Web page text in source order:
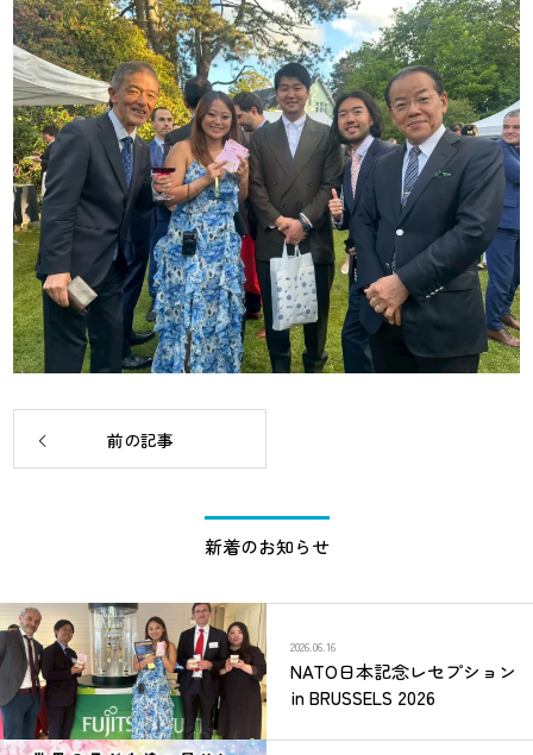
前の記事
新着のお知らせ
2026.06.16
NATO日本記念レセプション
in BRUSSELS 2026